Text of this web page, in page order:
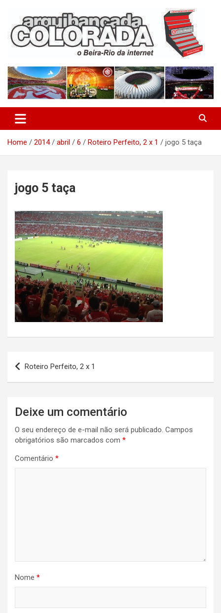
content
Arquibancada Colorada
Home 2014 abril 6 Roteiro Perfeito, 2 x 1 jogo 5 taça
jogo 5 taça
Navegação
de
Roteiro Perfeito, 2 x 1
Deixe um comentário
O seu endereço de e-mail não será publicado. Campos
obrigatórios são marcados com *
Comentário *
Nome *